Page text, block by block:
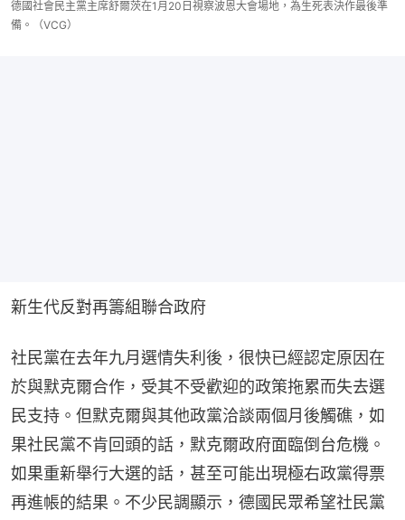
德國社會民主黨主席舒爾茨在1月20日視察波恩大會場地，為生死表決作最後準
備。（VCG）
新生代反對再籌組聯合政府
社民黨在去年九月選情失利後，很快已經認定原因在
於與默克爾合作，受其不受歡迎的政策拖累而失去選
民支持。但默克爾與其他政黨洽談兩個月後觸礁，如
果社民黨不肯回頭的話，默克爾政府面臨倒台危機。
如果重新舉行大選的話，甚至可能出現極右政黨得票
再進帳的結果。不少民調顯示，德國民眾希望社民黨